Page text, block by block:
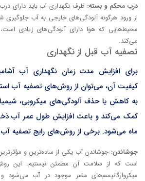
درب محکم و بسته: ظرف نگهداری آب باید دارای
از ورود هرگونه آلودگی‌های خارجی به آب جلوگیری
محیط‌هایی که هوا دارای آلودگی‌های زیادی
می‌کند.
تصفیه آب قبل از نگهداری
برای افزایش مدت زمان نگهداری آب
کیفیت آن، می‌توان از روش‌های تصفیه آب
به کاهش یا حذف آلودگی‌های میکروبی،
ماه می‌شود. برخی از روش‌های رایج تصفیه آب
جوشاندن: جوشاندن آب یکی از ساده‌ترین و
است که از سلامت آن مطمئن نیستیم. این
میکروارگانیسم‌های مضر موجود در آب می‌شود